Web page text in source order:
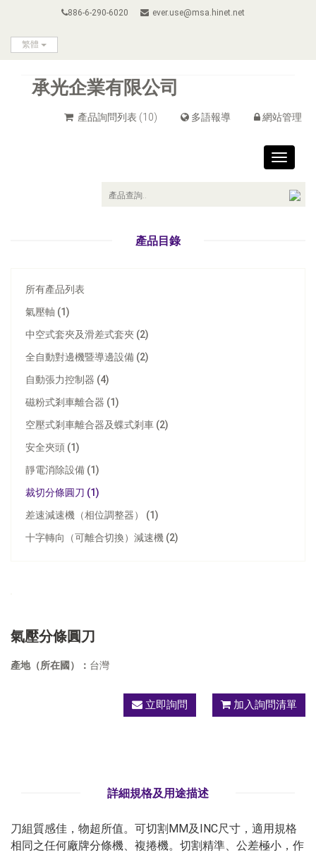
886-6-290-6020 ever.use@msa.hinet.net
繁體
承光企業有限公司
產品詢問列表 (10) 多語報導 網站管理
Toggle
產品目錄
所有產品列表
氣壓軸 (1)
中空式套夾及滑差式套夾 (2)
全自動對邊機暨導邊設備 (2)
自動張力控制器 (4)
磁粉式剎車離合器 (1)
空壓式剎車離合器及蝶式剎車 (2)
安全夾頭 (1)
靜電消除設備 (1)
裁切分條圓刀 (1)
差速減速機（相位調整器） (1)
十字轉向（可離合切換）減速機 (2)
氣壓分條圓刀
產地（所在國）： 台灣
立即詢問 加入詢問清單
詳細規格及用途描述
刀組質感佳，物超所值。可切割MM及INC尺寸，適用規格
相同之任何廠牌分條機、複捲機。切割精準、公差極小，作